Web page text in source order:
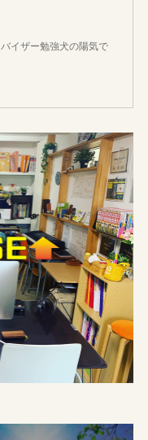
イザー勉強犬の陽気で